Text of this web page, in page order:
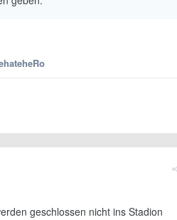
geschlossen nicht ins Stadion